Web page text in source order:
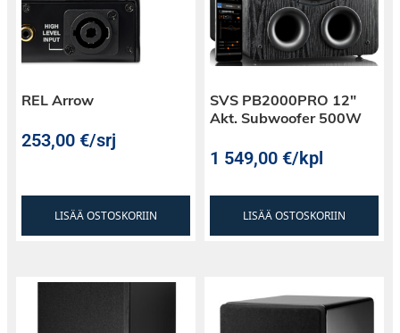
REL Arrow
253,00€/srj
LISÄÄ OSTOSKORIIN
SVS PB2000PRO 12″
Akt. Subwoofer 500W
1 549,00€/kpl
LISÄÄ OSTOSKORIIN